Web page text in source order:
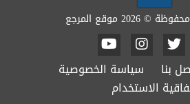
موقع المرجع
بنا
سياسة الخصوصية
الاستخدام